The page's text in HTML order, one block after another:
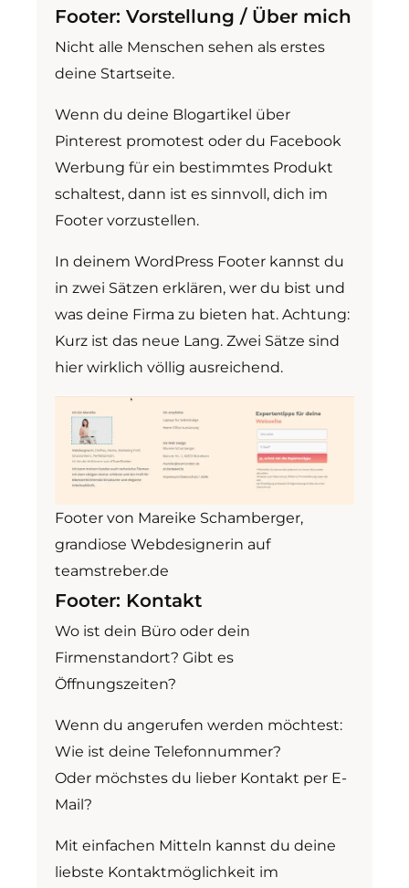
Footer: Vorstellung / Über mich
Nicht alle Menschen sehen als erstes
deine Startseite.
Wenn du deine Blogartikel über
Pinterest promotest oder du Facebook
Werbung für ein bestimmtes Produkt
schaltest, dann ist es sinnvoll, dich im
Footer vorzustellen.
In deinem WordPress Footer kannst du
in zwei Sätzen erklären, wer du bist und
was deine Firma zu bieten hat. Achtung:
Kurz ist das neue Lang. Zwei Sätze sind
hier wirklich völlig ausreichend.
Footer von Mareike Schamberger,
grandiose Webdesignerin auf
teamstreber.de
Footer: Kontakt
Wo ist dein Büro oder dein
Firmenstandort? Gibt es
Öffnungszeiten?
Wenn du angerufen werden möchtest:
Wie ist deine Telefonnummer?
Oder möchstes du lieber Kontakt per E-
Mail?
Mit einfachen Mitteln kannst du deine
liebste Kontaktmöglichkeit im